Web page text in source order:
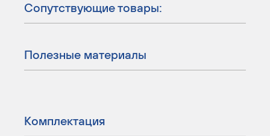
Сопутствующие товары:
Полезные материалы
Комплектация